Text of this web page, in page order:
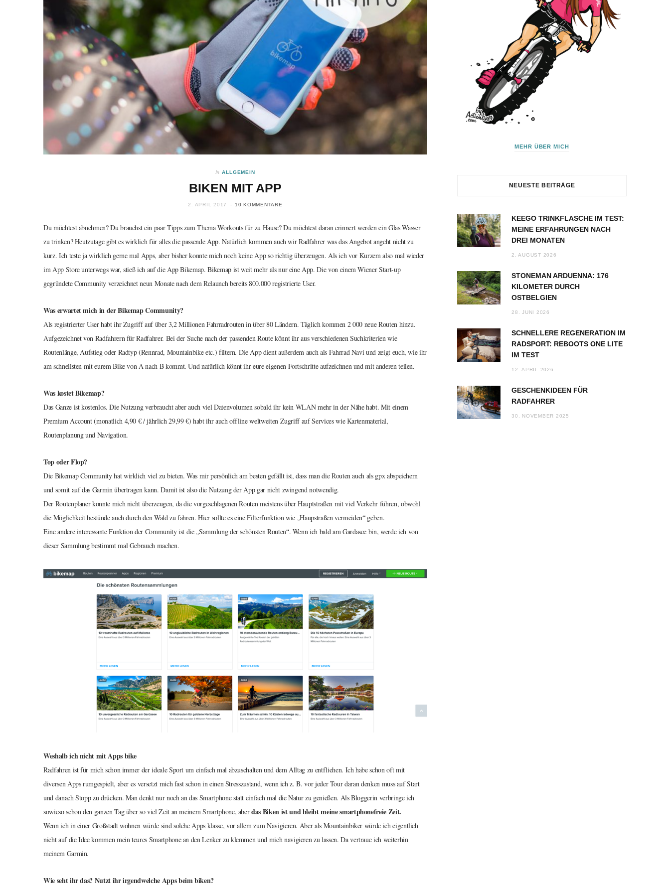
In ALLGEMEIN
BIKEN MIT APP
2. APRIL 2017 10 KOMMENTARE
Du möchtest abnehmen? Du brauchst ein paar Tipps zum Thema Workouts für zu Hause? Du möchtest daran erinnert werden ein Glas Wasser
zu trinken? Heutzutage gibt es wirklich für alles die passende App. Natürlich kommen auch wir Radfahrer was das Angebot angeht nicht zu
kurz. Ich teste ja wirklich gerne mal Apps, aber bisher konnte mich noch keine App so richtig überzeugen. Als ich vor Kurzem also mal wieder
im App Store unterwegs war, stieß ich auf die App Bikemap. Bikemap ist weit mehr als nur eine App. Die von einem Wiener Start-up
gegründete Community verzeichnet neun Monate nach dem Relaunch bereits 800.000 registrierte User.
Was erwartet mich in der Bikemap Community?
Als registrierter User habt ihr Zugriff auf über 3,2 Millionen Fahrradrouten in über 80 Ländern. Täglich kommen 2 000 neue Routen hinzu.
Aufgezeichnet von Radfahrern für Radfahrer. Bei der Suche nach der passenden Route könnt ihr aus verschiedenen Suchkriterien wie
Routenlänge, Aufstieg oder Radtyp (Rennrad, Mountainbike etc.) filtern. Die App dient außerdem auch als Fahrrad Navi und zeigt euch, wie ihr
am schnellsten mit eurem Bike von A nach B kommt. Und natürlich könnt ihr eure eigenen Fortschritte aufzeichnen und mit anderen teilen.
Was kostet Bikemap?
Das Ganze ist kostenlos. Die Nutzung verbraucht aber auch viel Datenvolumen sobald ihr kein WLAN mehr in der Nähe habt. Mit einem
Premium Account (monatlich 4,90 € / jährlich 29,99 €) habt ihr auch offline weltweiten Zugriff auf Services wie Kartenmaterial,
Routenplanung und Navigation.
Top oder Flop?
Die Bikemap Community hat wirklich viel zu bieten. Was mir persönlich am besten gefällt ist, dass man die Routen auch als gpx abspeichern
und somit auf das Garmin übertragen kann. Damit ist also die Nutzung der App gar nicht zwingend notwendig.
Der Routenplaner konnte mich nicht überzeugen, da die vorgeschlagenen Routen meistens über Hauptstraßen mit viel Verkehr führen, obwohl
die Möglichkeit bestünde auch durch den Wald zu fahren. Hier sollte es eine Filterfunktion wie „Haupstraßen vermeiden“ geben.
Eine andere interessante Funktion der Community ist die „Sammlung der schönsten Routen“. Wenn ich bald am Gardasee bin, werde ich von
dieser Sammlung bestimmt mal Gebrauch machen.
Weshalb ich nicht mit Apps bike
Radfahren ist für mich schon immer der ideale Sport um einfach mal abzuschalten und dem Alltag zu entfliehen. Ich habe schon oft mit
diversen Apps rumgespielt, aber es versetzt mich fast schon in einen Stresszustand, wenn ich z. B. vor jeder Tour daran denken muss auf Start
und danach Stopp zu drücken. Man denkt nur noch an das Smartphone statt einfach mal die Natur zu genießen. Als Bloggerin verbringe ich
sowieso schon den ganzen Tag über so viel Zeit an meinem Smartphone, aberdas Biken ist und bleibt meine smartphonefreie Zeit.
Wenn ich in einer Großstadt wohnen würde sind solche Apps klasse, vor allem zum Navigieren. Aber als Mountainbiker würde ich eigentlich
nicht auf die Idee kommen mein teures Smartphone an den Lenker zu klemmen und mich navigieren zu lassen. Da vertraue ich weiterhin
meinem Garmin.
Wie seht ihr das? Nutzt ihr irgendwelche Apps beim biken?
MEHR ÜBER MICH
NEUESTE BEITRÄGE
KEEGO TRINKFLASCHE IM TEST:
MEINE ERFAHRUNGEN NACH
DREI MONATEN
2. AUGUST 2026
STONEMAN ARDUENNA: 176
KILOMETER DURCH
OSTBELGIEN
28. JUNI 2026
SCHNELLERE REGENERATION IM
RADSPORT: REBOOTS ONE LITE
IM TEST
12. APRIL 2026
GESCHENKIDEEN FÜR
RADFAHRER
30. NOVEMBER 2025